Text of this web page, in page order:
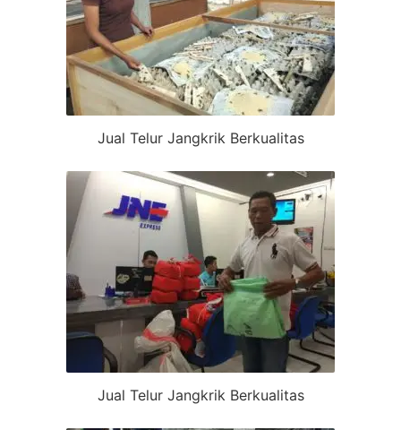
Jual Telur Jangkrik Berkualitas
Jual Telur Jangkrik Berkualitas